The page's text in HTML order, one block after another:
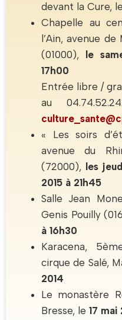
devant la Cure, le
Chapelle au
l’Ain, avenue
(01000), le
17h00
Entrée libre /
au
« Les soirs
avenue du
(72000), les
2015 à 21h45
Salle Jean
Genis Pouilly
à 16h30
Karacena,
cirque de Salé,
2014
Le monastère
Bresse, le 17 mai